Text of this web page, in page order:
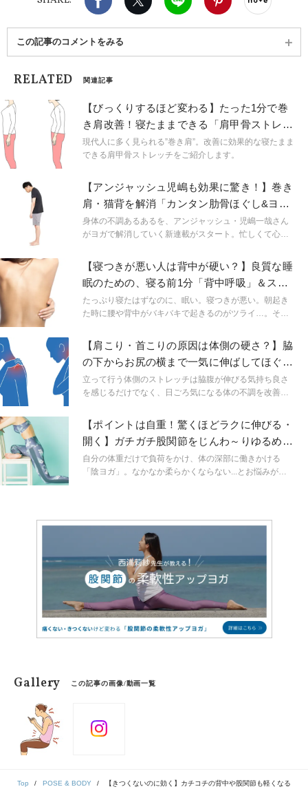
が広まっている。
この記事のコメントをみる
RELATED 関連記事
【びっくりするほど変わる】たった1分で巻
き肩改善！寝たままできる「肩甲骨ストレッ
チ」（診断付き）
現代人に多く見られる”巻き肩”。改善に効果的な寝たまま
できる肩甲骨ストレッチをご紹介します。
【アンジャッシュ児嶋も効果に驚き！】巻き
肩・猫背を解消「カンタン肋骨ほぐし&ヨガ
ポーズ」
身体の不調あるあるを、アンジャッシュ・児嶋一哉さん
がヨガで解消していく新連載がスタート。忙しくて心身
ーに！
【寝つきが悪い人は背中が硬い？】良質な睡
眠のための、寝る前1分「背中呼吸」＆スト
レッチ
たっぷり寝たはずなのに、眠い。寝つきが悪い。朝起き
た時に腰や背中がバキバキで起きるのがツライ…。そん
ます。その原因は背中のコリにあるかもしれません。寝
る前に1分、布団の上でできる背中をほぐす呼吸法を試し
てみて。
【肩こり・首こりの原因は体側の硬さ？】脇
の下からお尻の横まで一気に伸ばしてほぐす
体側ストレッチ
立って行う体側のストレッチは脇腹が伸びる気持ち良さ
を感じるだけでなく、日ごろ気になる体の不調を改善す
動きを加えて伸ばし、ゆるめてみませんか？
【ポイントは自重！驚くほどラクに伸びる・
開く】ガチガチ股関節をじんわ～りゆるめる
「陰ヨガ」
自分の体重だけで負荷をかけ、体の深部に働きかける
「陰ヨガ」。なかなか柔らかくならない...とお悩みが多
Gallery この記事の画像/動画一覧
Top POSE & BODY
【きつくないのに効く】カチコチの背中や股関節も軽くなる